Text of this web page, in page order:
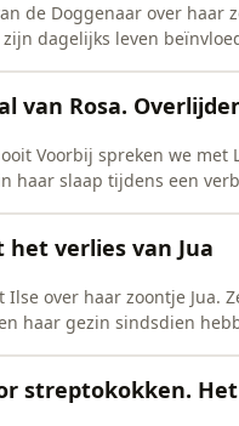
de Doggenaar over haar
dagelijks leven
van Rosa.
Voorbij spreken we
haar slaap tijdens een
het verlies van Jua
over haar zoontje Jua.
haar gezin sindsdien
streptokokken.